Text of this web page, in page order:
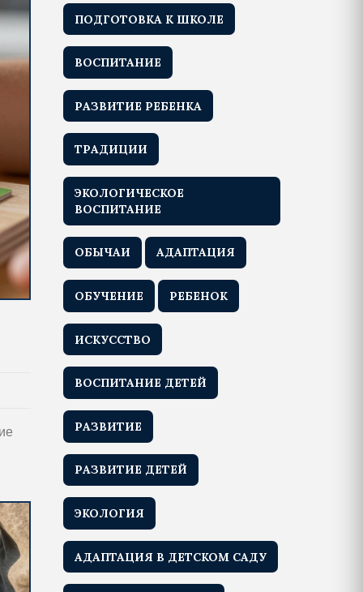
ПОДГОТОВКА К ШКОЛЕ
ВОСПИТАНИЕ
РАЗВИТИЕ РЕБЕНКА
ТРАДИЦИИ
ЭКОЛОГИЧЕСКОЕ
ВОСПИТАНИЕ
ОБЫЧАИ АДАПТАЦИЯ
ОБУЧЕНИЕ РЕБЕНОК
ИСКУССТВО
ВОСПИТАНИЕ ДЕТЕЙ
РАЗВИТИЕ
РАЗВИТИЕ ДЕТЕЙ
ЭКОЛОГИЯ
АДАПТАЦИЯ В ДЕТСКОМ САДУ